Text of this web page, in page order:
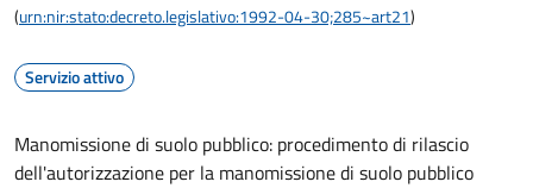
(urn:nir:stato:decreto.legislativo:1992-04-30;285~art21)
Servizio attivo
Manomissione di suolo pubblico: procedimento di rilascio
dell'autorizzazione per la manomissione di suolo pubblico